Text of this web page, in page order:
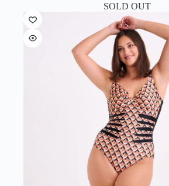
πολλαπλές
παραλλαγές.
Οι
επιλογές
μπορούν
να
επιλεγούν
στη
σελίδα
του
προϊόντος
SOLD OUT